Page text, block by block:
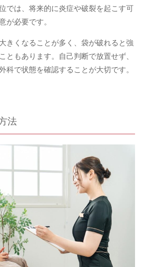
では、将来的に炎症や破裂を起こす可
が必要です。
きくなることが多く、袋が破れると強
ともあります。自己判断で放置せず、
科で状態を確認することが大切です。
法